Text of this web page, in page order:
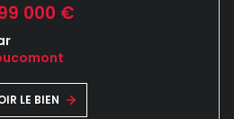
000 €
LE BIEN